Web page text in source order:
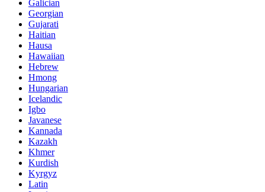
Galician
Georgian
Gujarati
Haitian
Hausa
Hawaiian
Hebrew
Hmong
Hungarian
Icelandic
Igbo
Javanese
Kannada
Kazakh
Khmer
Kurdish
Kyrgyz
Latin